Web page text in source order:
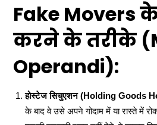
Fake Movers
करने के तरीके
Operandi):
होस्टेज सिचुएशन (Holding Goods
के बाद वे उसे अपने गोदाम में या रास्ते में